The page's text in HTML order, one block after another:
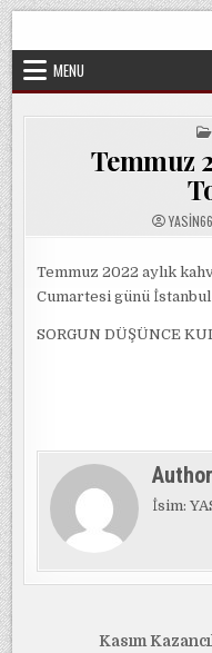
Skip
to
content
veya cemaatin
MENU
Temmuz
YASIN66
Temmuz 2022 aylık
Cumartesi günü
SORGUN DÜŞÜNCE
İsim:
Kasım